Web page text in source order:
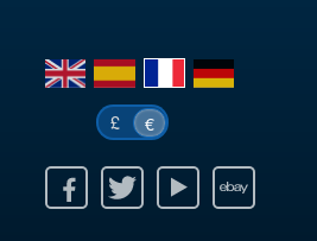
en es fr de
£ €
Youtube Ebay